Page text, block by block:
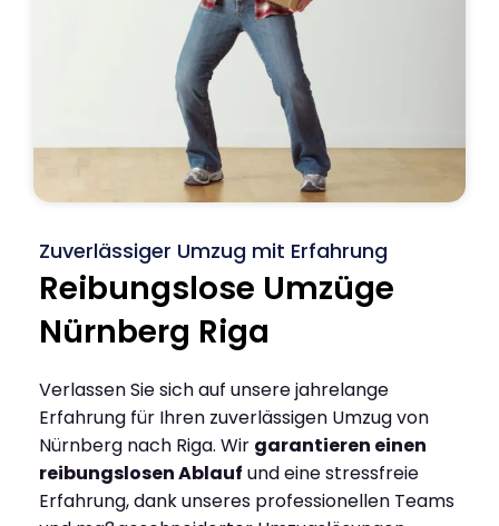
Zuverlässiger Umzug mit Erfahrung
Reibungslose Umzüge
Nürnberg Riga
Verlassen Sie sich auf unsere jahrelange
Erfahrung für Ihren zuverlässigen Umzug von
Nürnberg nach Riga. Wir garantieren einen
reibungslosen Ablauf und eine stressfreie
Erfahrung, dank unseres professionellen Teams